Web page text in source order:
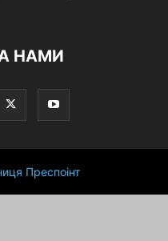
НАМИ
Преспоінт